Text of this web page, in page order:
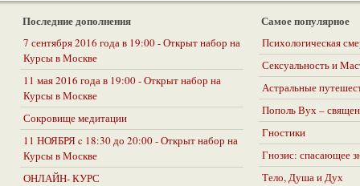
Последние дополнения
7 сентября 2016 года в 19:00 - Открыт набор на
Курсы в Москве
11 мая 2016 года в 19:00 - Открыт набор на
Курсы в Москве
Сокровище медитации
11 НОЯБРЯ c 18:30 до 20:00 - Открыт набор на
Курсы в Москве
ОНЛАЙН- КУРС
Самое популярное
Психологическая
Сексуальность и
Астральные
Пополь Вух –
Гностики
Гнозис: спасающее
Тело, Душа и Дух